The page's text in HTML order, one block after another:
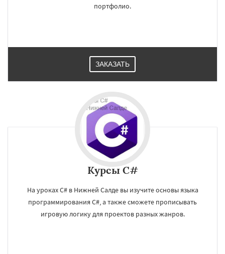
Работаем по
регионам
Нижняя Тура Новая Ляля Новоуральск
портфолио.
ЗАКАЗАТЬ
Курсы C#
На уроках C# в Нижней Салде вы изучите основы языка
программирования C#, а также сможете прописывать
игровую логику для проектов разных жанров.
УЗНАТЬ ПОДРОБНЕЕ